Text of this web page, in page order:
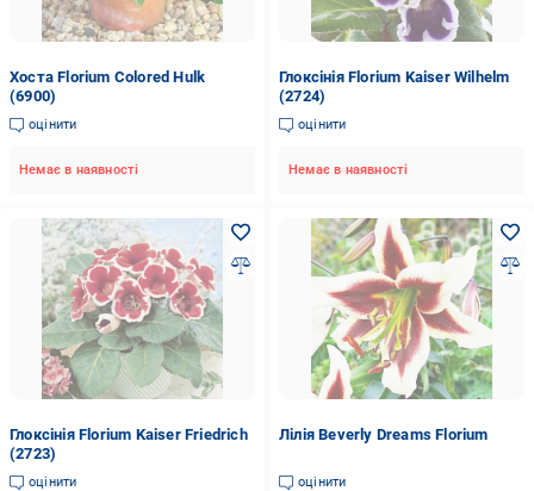
Хоста Florium Colored Hulk
(6900)
оцінити
Немає в наявності
Глоксінія Florium Kaiser Wilhelm
(2724)
оцінити
Немає в наявності
Глоксінія Florium Kaiser Friedrich
(2723)
оцінити
Лілія Beverly Dreams Florium
оцінити